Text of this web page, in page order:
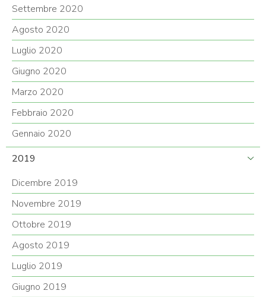
Settembre 2020
Agosto 2020
Luglio 2020
Giugno 2020
Marzo 2020
Febbraio 2020
Gennaio 2020
2019
Dicembre 2019
Novembre 2019
Ottobre 2019
Agosto 2019
Luglio 2019
Giugno 2019